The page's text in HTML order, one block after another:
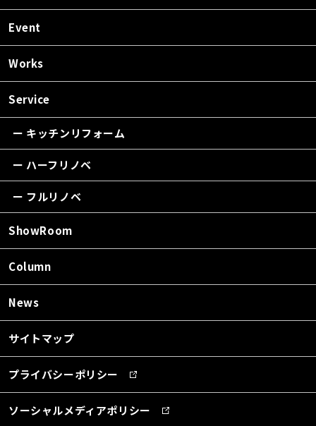
Event
Works
Service
ー キッチンリフォーム
ー ハーフリノベ
ー フルリノベ
ShowRoom
Column
News
サイトマップ
プライバシーポリシー
ソーシャルメディアポリシー